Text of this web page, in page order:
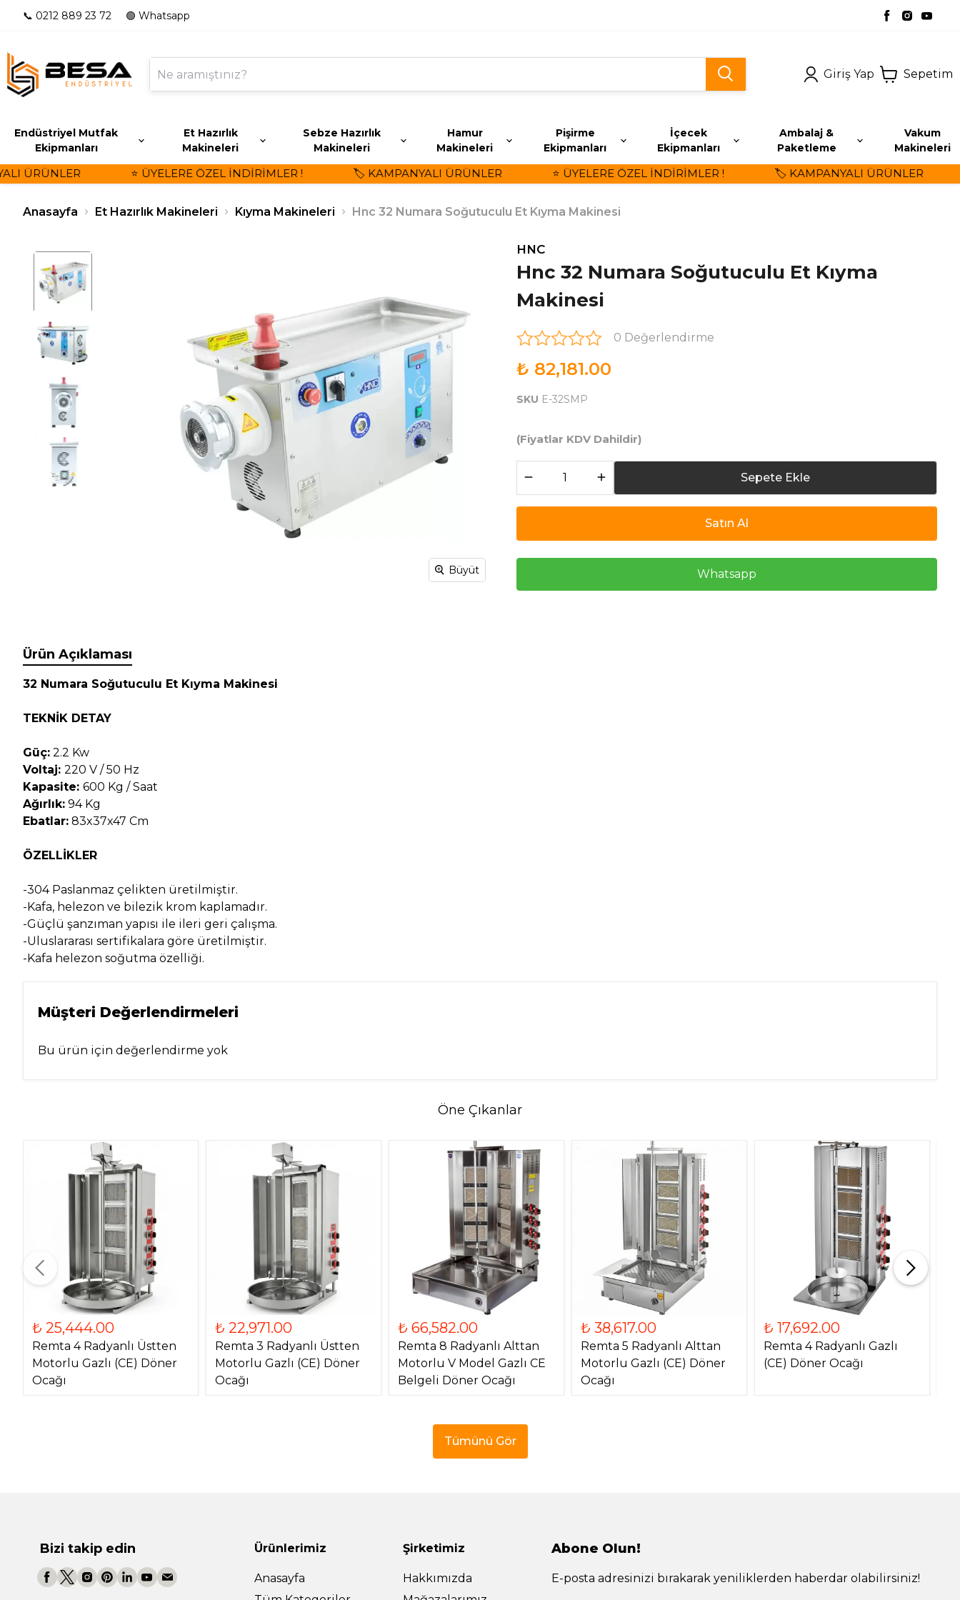
📞 0212 889 23 72 🟢 Whatsapp
Giriş Yap Sepetim
Endüstriyel Mutfak
Ekipmanları
Et Hazırlık
Makineleri
Sebze Hazırlık
Makineleri
Hamur
Makineleri
Pişirme
Ekipmanları
İçecek
Ekipmanları
Ambalaj &
Paketleme
Vakum
Makineleri
ÜRÜNLER ⭐ ÜYELERE ÖZEL İNDİRİMLER ! 🏷️ KAMPANYALI ÜRÜNLER ⭐ ÜYELERE ÖZEL İNDİRİMLER ! 🏷️ KAMPANYALI ÜRÜNLER
Anasayfa Et Hazırlık Makineleri Kıyma Makineleri Hnc 32 Numara Soğutuculu Et Kıyma Makinesi
Büyüt
HNC
Hnc 32 Numara Soğutuculu Et Kıyma
Makinesi
0 Değerlendirme
₺ 82,181.00
SKU E-32SMP
(Fiyatlar KDV Dahildir)
Sepete Ekle
Satın Al
Whatsapp
Ürün Açıklaması
32 Numara Soğutuculu Et Kıyma Makinesi
TEKNİK DETAY
Güç: 2.2 Kw
Voltaj: 220 V / 50 Hz
Kapasite: 600 Kg / Saat
Ağırlık: 94 Kg
Ebatlar: 83x37x47 Cm
ÖZELLİKLER
-304 Paslanmaz çelikten üretilmiştir.
-Kafa, helezon ve bilezik krom kaplamadır.
-Güçlü şanzıman yapısı ile ileri geri çalışma.
-Uluslararası sertifikalara göre üretilmiştir.
-Kafa helezon soğutma özelliği.
Müşteri Değerlendirmeleri
Bu ürün için değerlendirme yok
Öne Çıkanlar
₺ 25,444.00
Remta 4 Radyanlı Üstten
Motorlu Gazlı (CE) Döner
Ocağı
₺ 22,971.00
Remta 3 Radyanlı Üstten
Motorlu Gazlı (CE) Döner
Ocağı
₺ 66,582.00
Remta 8 Radyanlı Alttan
Motorlu V Model Gazlı CE
Belgeli Döner Ocağı
₺ 38,617.00
Remta 5 Radyanlı Alttan
Motorlu Gazlı (CE) Döner
Ocağı
₺ 17,692.00
Remta 4 Radyanlı Gazlı
(CE) Döner Ocağı
Tümünü Gör
Bizi takip edin Ürünlerimiz
Anasayfa
Şirketimiz
Hakkımızda
Abone Olun!
E-posta adresinizi bırakarak yeniliklerden haberdar olabilirsiniz!